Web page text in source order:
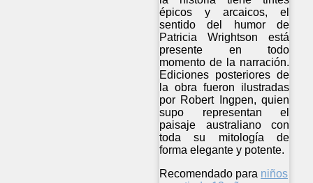
épicos y arcaicos, el
sentido del humor de
Patricia Wrightson está
presente en todo
momento de la narración.
Ediciones posteriores de
la obra fueron ilustradas
por Robert Ingpen, quien
supo representan el
paisaje australiano con
toda su mitología de
forma elegante y potente.
Recomendado para niños